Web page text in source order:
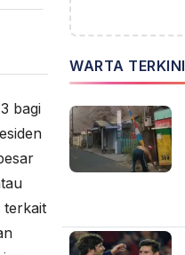
bagi
terkait
WARTA TERKINI